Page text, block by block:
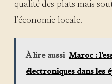
qualité des plats mais
l’économie locale.
À lire aussi Maroc :
électroniques dans les